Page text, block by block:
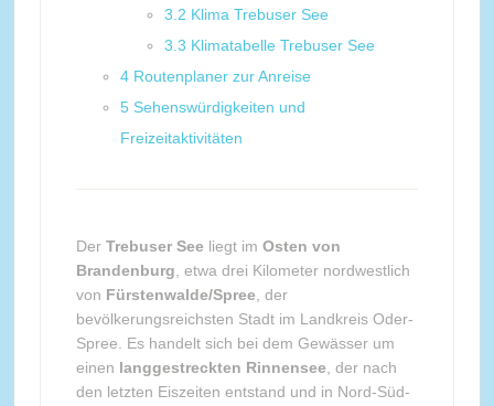
3.2 Klima Trebuser See
3.3 Klimatabelle Trebuser See
4 Routenplaner zur Anreise
5 Sehenswürdigkeiten und
Freizeitaktivitäten
Der Trebuser See liegt im Osten von
Brandenburg , etwa drei Kilometer nordwestlich
von Fürstenwalde/Spree , der
bevölkerungsreichsten Stadt im Landkreis Oder-
Spree. Es handelt sich bei dem Gewässer um
einen langgestreckten Rinnensee , der nach
den letzten Eiszeiten entstand und in Nord-Süd-